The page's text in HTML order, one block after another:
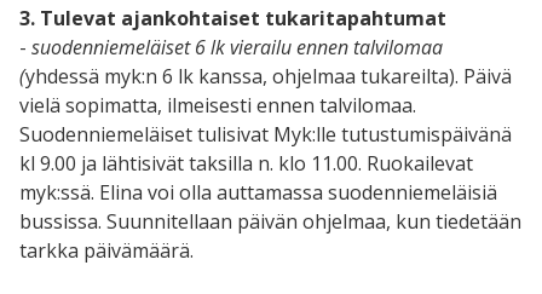
3. Tulevat ajankohtaiset tukaritapahtumat
- suodenniemeläiset 6 lk vierailu ennen talvilomaa
(yhdessä myk:n 6 lk kanssa, ohjelmaa tukareilta). Päivä
vielä sopimatta, ilmeisesti ennen talvilomaa.
Suodenniemeläiset tulisivat Myk:lle tutustumispäivänä
kl 9.00 ja lähtisivät taksilla n. klo 11.00. Ruokailevat
myk:ssä. Elina voi olla auttamassa suodenniemeläisiä
bussissa. Suunnitellaan päivän ohjelmaa, kun tiedetään
tarkka päivämäärä.